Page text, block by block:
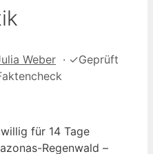
Weber · ✓Geprüft
für 14 Tage
Regenwald –